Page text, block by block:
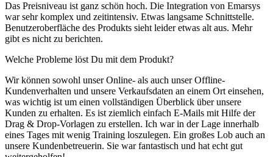
Das Preisniveau ist ganz schön hoch. Die Integration von Emarsys
war sehr komplex und zeitintensiv. Etwas langsame Schnittstelle.
Benutzeroberfläche des Produkts sieht leider etwas alt aus. Mehr
gibt es nicht zu berichten.
Welche Probleme löst Du mit dem Produkt?
Wir können sowohl unser Online- als auch unser Offline-
Kundenverhalten und unsere Verkaufsdaten an einem Ort einsehen,
was wichtig ist um einen vollständigen Überblick über unsere
Kunden zu erhalten. Es ist ziemlich einfach E-Mails mit Hilfe der
Drag & Drop-Vorlagen zu erstellen. Ich war in der Lage innerhalb
eines Tages mit wenig Training loszulegen. Ein großes Lob auch an
unsere Kundenbetreuerin. Sie war fantastisch und hat echt gut